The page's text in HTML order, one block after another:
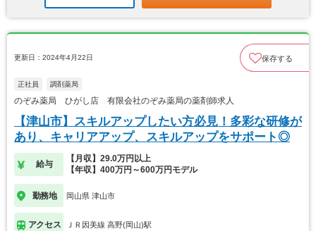
更新日：2024年4月22日 保存する
正社員 調剤薬局
のぞみ薬局 ひがし店 有限会社のぞみ薬局の薬剤師求人
【津山市】スキルアップしたい方必見！多彩な研修が
あり、キャリアアップ、スキルアップをサポート◎
給与
【月収】29.0万円以上
【年収】400万円～600万円モデル
勤務地 岡山県 津山市
アクセス ＪＲ因美線 高野(岡山)駅